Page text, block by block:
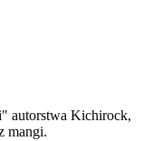
autorstwa Kichirock,
mangi.